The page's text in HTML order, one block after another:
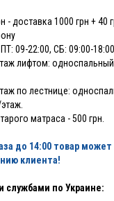
- доставка 1000 грн + 40
09-22:00, СБ: 09:00-18:00
лифтом: односпальный
по лестнице:
матраса - 500 грн.
до 14:00 товар может
клиента!
по Украине: